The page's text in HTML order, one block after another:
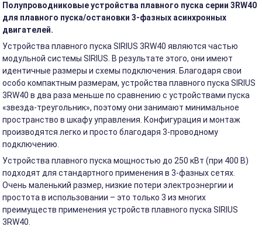
Полупроводниковые устройства плавного пуска серии 3RW40
для плавного пуска/остановки 3-фазных асинхронных
двигателей.
Устройства плавного пуска SIRIUS 3RW40 являются частью
модульной системы SIRIUS. В результате этого, они имеют
идентичные размеры и схемы подключения. Благодаря свои
особо компактным размерам, устройства плавного пуска SIRIUS
3RW40 в два раза меньше по сравнению с устройствами пуска
«звезда-треугольник», поэтому они занимают минимальное
пространство в шкафу управления. Конфигурация и монтаж
производятся легко и просто благодаря 3-проводному
подключению.
Устройства плавного пуска мощностью до 250 кВт (при 400 В)
подходят для стандартного применения в 3-фазных сетях.
Очень маленький размер, низкие потери электроэнергии и
простота в использовании – это только 3 из многих
преимуществ применения устройств плавного пуска SIRIUS
3RW40.